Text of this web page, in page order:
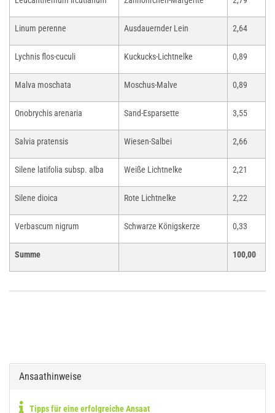
Linum perenne Ausdauernder Lein 2,64
Lychnis flos-cuculi Kuckucks-Lichtnelke 0,89
Malva moschata Moschus-Malve 0,89
Onobrychis arenaria Sand-Esparsette 3,55
Salvia pratensis Wiesen-Salbei 2,66
Silene latifolia subsp. alba Weiße Lichtnelke 2,21
Silene dioica Rote Lichtnelke 2,22
Verbascum nigrum Schwarze Königskerze 0,33
Summe 100,00
Ansaathinweise
Tipps für eine erfolgreiche Ansaat